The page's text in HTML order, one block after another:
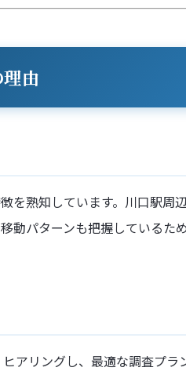
由
を熟知しています。川口駅周
動パターンも把握しているた
アリングし、最適な調査プラ